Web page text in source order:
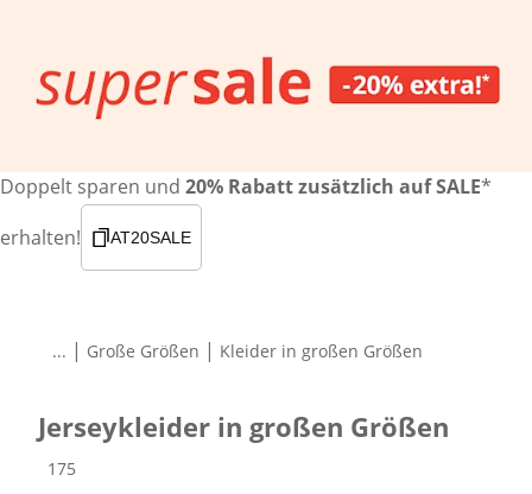
Doppelt sparen und 20% Rabatt zusätzlich auf SALE*
erhalten!
AT20SALE
... | Große Größen | Kleider in großen Größen
Jerseykleider in großen Größen
Produkte
175